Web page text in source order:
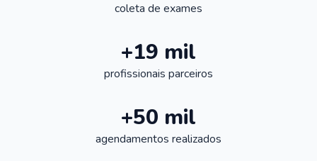
coleta de exames
+19 mil
profissionais parceiros
+50 mil
agendamentos realizados